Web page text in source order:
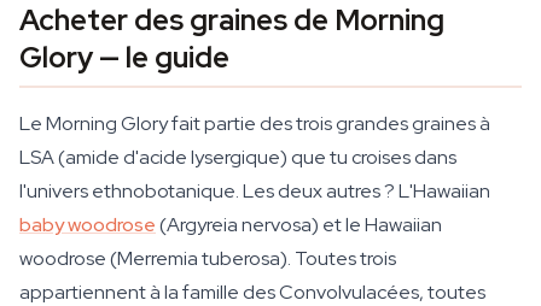
Acheter des graines de Morning
Glory — le guide
Le Morning Glory fait partie des trois grandes graines à
LSA (amide d'acide lysergique) que tu croises dans
l'univers ethnobotanique. Les deux autres ? L'Hawaiian
baby woodrose(Argyreia nervosa) et le Hawaiian
woodrose (Merremia tuberosa). Toutes trois
appartiennent à la famille des Convolvulacées, toutes